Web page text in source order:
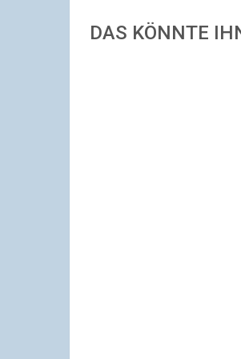
DAS KÖNNTE